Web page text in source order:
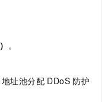
。
址池分配 DDoS 防护